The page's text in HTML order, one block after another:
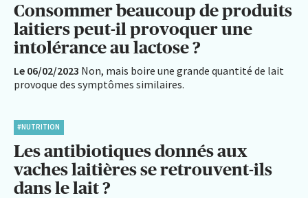
Consommer beaucoup de produits
laitiers peut-il provoquer une
intolérance au lactose ?
Le 06/02/2023 Non, mais boire une grande quantité de lait
provoque des symptômes similaires.
#NUTRITION
Les antibiotiques donnés aux
vaches laitières se retrouvent-ils
dans le lait ?